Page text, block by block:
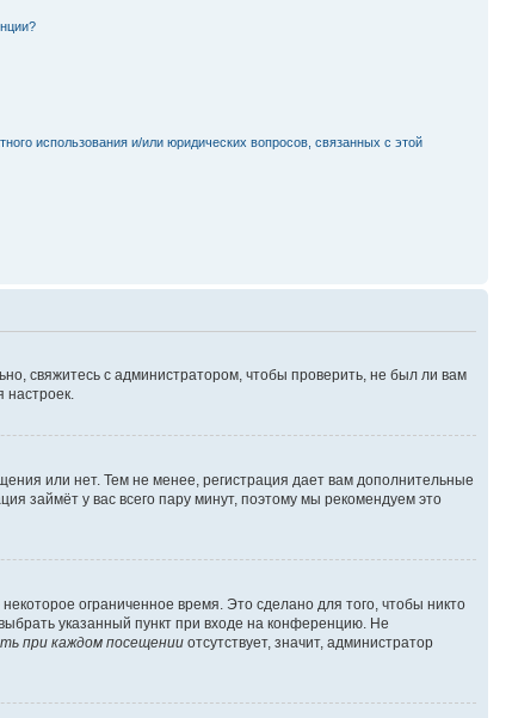
использования и/или юридических вопросов, связанных с этой
свяжитесь с администратором, чтобы проверить, не был ли вам
или нет. Тем не менее, регистрация дает вам дополнительные
займёт у вас всего пару минут, поэтому мы рекомендуем это
ограниченное время. Это сделано для того, чтобы никто
указанный пункт при входе на конференцию. Не
при каждом посещении отсутствует, значит, администратор